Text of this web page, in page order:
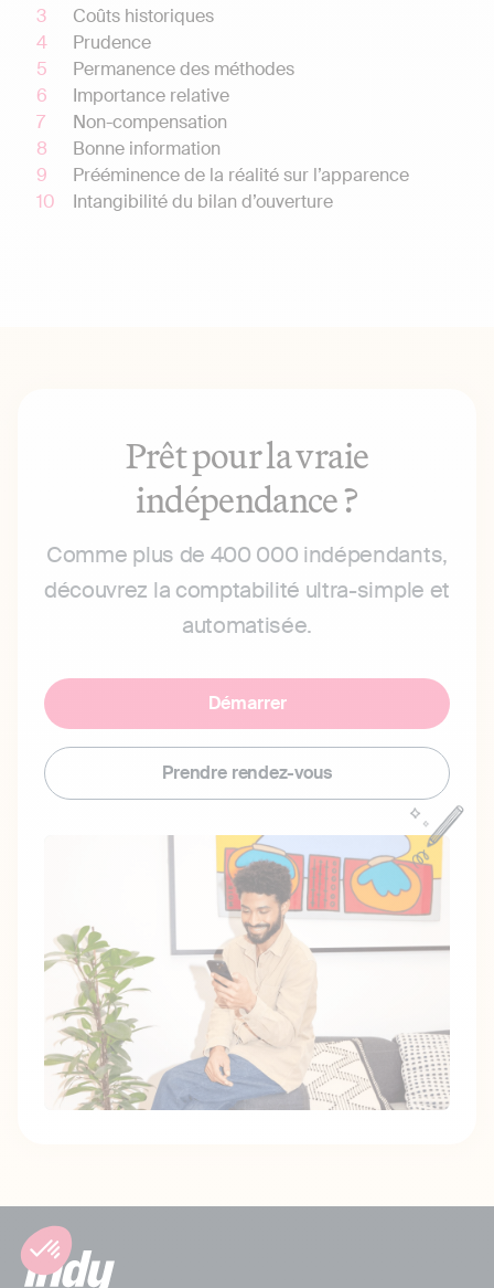
Coûts historiques
Prudence
Permanence des méthodes
Importance relative
Non-compensation
Bonne information
Prééminence de la réalité sur l’apparence
Intangibilité du bilan d’ouverture
Prêt pour la vraie
indépendance ?
Comme plus de 400 000 indépendants,
découvrez la comptabilité ultra-simple et
automatisée.
Démarrer
Prendre rendez-vous